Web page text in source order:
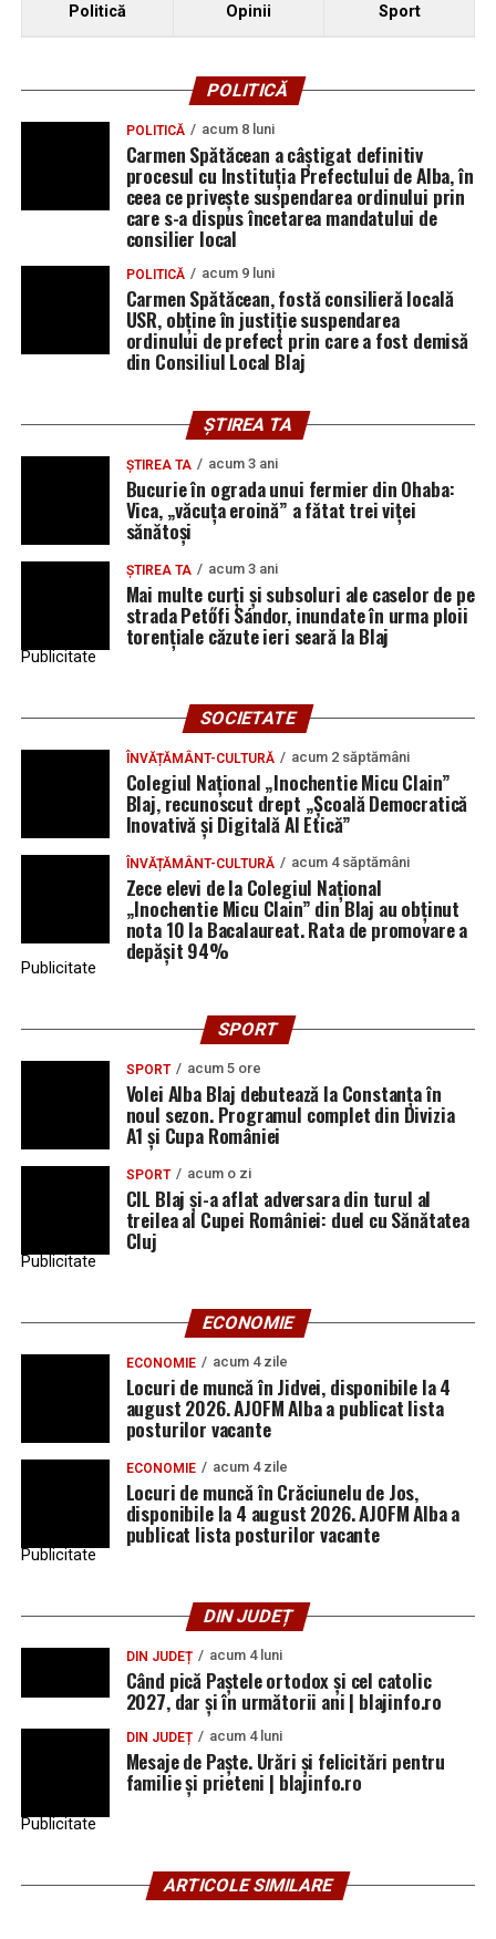
Politică Opinii Sport
POLITICĂ
POLITICĂ acum 8 luni
Carmen Spătăcean a câștigat definitiv
procesul cu Instituția Prefectului de Alba, în
ceea ce privește suspendarea ordinului prin
care s-a dispus încetarea mandatului de
consilier local
POLITICĂ acum 9 luni
Carmen Spătăcean, fostă consilieră locală
USR, obține în justiție suspendarea
ordinului de prefect prin care a fost demisă
din Consiliul Local Blaj
ȘTIREA TA
ȘTIREA TA acum 3 ani
Bucurie în ograda unui fermier din Ohaba:
Vica, „văcuța eroină” a fătat trei viței
sănătoși
ȘTIREA TA acum 3 ani
Mai multe curți și subsoluri ale caselor de pe
strada Petőfi Sándor, inundate în urma ploii
torențiale căzute ieri seară la Blaj
Publicitate
SOCIETATE
ÎNVĂȚĂMÂNT-CULTURĂ acum 2 săptămâni
Colegiul Național „Inochentie Micu Clain”
Blaj, recunoscut drept „Școală Democratică
Inovativă și Digitală AI Etică”
ÎNVĂȚĂMÂNT-CULTURĂ acum 4 săptămâni
Zece elevi de la Colegiul Național
„Inochentie Micu Clain” din Blaj au obținut
nota 10 la Bacalaureat. Rata de promovare a
depășit 94%
Publicitate
SPORT
SPORT acum 5 ore
Volei Alba Blaj debutează la Constanța în
noul sezon. Programul complet din Divizia
A1 și Cupa României
SPORT acum o zi
CIL Blaj și-a aflat adversara din turul al
treilea al Cupei României: duel cu Sănătatea
Cluj
Publicitate
ECONOMIE
ECONOMIE acum 4 zile
Locuri de muncă în Jidvei, disponibile la 4
august 2026. AJOFM Alba a publicat lista
posturilor vacante
ECONOMIE acum 4 zile
Locuri de muncă în Crăciunelu de Jos,
disponibile la 4 august 2026. AJOFM Alba a
publicat lista posturilor vacante
Publicitate
DIN JUDEȚ
DIN JUDEȚ acum 4 luni
Când pică Paștele ortodox și cel catolic
2027, dar și în următorii ani | blajinfo.ro
DIN JUDEȚ acum 4 luni
Mesaje de Paște. Urări și felicitări pentru
familie și prieteni | blajinfo.ro
Publicitate
ARTICOLE SIMILARE